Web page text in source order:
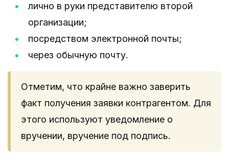
лично в руки представителю второй
организации;
посредством электронной почты;
через обычную почту.
Отметим, что крайне важно заверить
факт получения заявки контрагентом. Для
этого используют уведомление о
вручении, вручение под подпись.